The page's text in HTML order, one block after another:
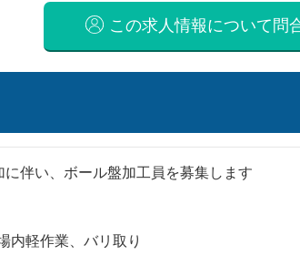
この求人情報について問
伴い、ボール盤加工員を募集します
内軽作業、バリ取り